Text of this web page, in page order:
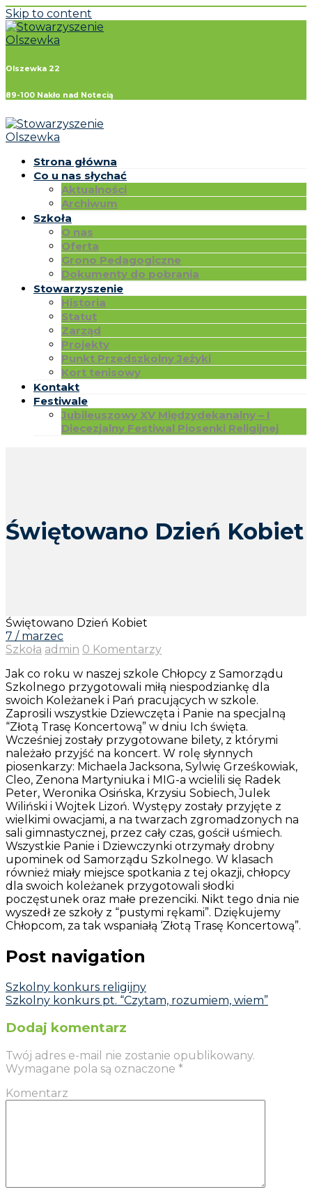
Skip to content
Olszewka 22
89-100 Nakło nad Notecią
Strona główna
Co u nas słychać
Aktualności
Archiwum
Szkoła
O nas
Oferta
Grono Pedagogiczne
Dokumenty do pobrania
Stowarzyszenie
Historia
Statut
Zarząd
Projekty
Punkt Przedszkolny Jeżyki
Kort tenisowy
Kontakt
Festiwale
Jubileuszowy XV Międzydekanalny – I
Diecezjalny Festiwal Piosenki Religijnej
Świętowano Dzień Kobiet
Świętowano Dzień Kobiet
7 / marzec
Szkoła admin 0 Komentarzy
Jak co roku w naszej szkole Chłopcy z Samorządu
Szkolnego przygotowali miłą niespodziankę dla
swoich Koleżanek i Pań pracujących w szkole.
Zaprosili wszystkie Dziewczęta i Panie na specjalną
“Złotą Trasę Koncertową” w dniu Ich święta.
Wcześniej zostały przygotowane bilety, z którymi
należało przyjść na koncert. W rolę słynnych
piosenkarzy: Michaela Jacksona, Sylwię Grześkowiak,
Cleo, Zenona Martyniuka i MIG-a wcielili się Radek
Peter, Weronika Osińska, Krzysiu Sobiech, Julek
Wiliński i Wojtek Lizoń. Występy zostały przyjęte z
wielkimi owacjami, a na twarzach zgromadzonych na
sali gimnastycznej, przez cały czas, gościł uśmiech.
Wszystkie Panie i Dziewczynki otrzymały drobny
upominek od Samorządu Szkolnego. W klasach
również miały miejsce spotkania z tej okazji, chłopcy
dla swoich koleżanek przygotowali słodki
poczęstunek oraz małe prezenciki. Nikt tego dnia nie
wyszedł ze szkoły z “pustymi rękami”. Dziękujemy
Chłopcom, za tak wspaniałą ‘Złotą Trasę Koncertową”.
Post navigation
Szkolny konkurs religijny
Szkolny konkurs pt. “Czytam, rozumiem, wiem”
Dodaj komentarz
Twój adres e-mail nie zostanie opublikowany.
Wymagane pola są oznaczone *
Komentarz